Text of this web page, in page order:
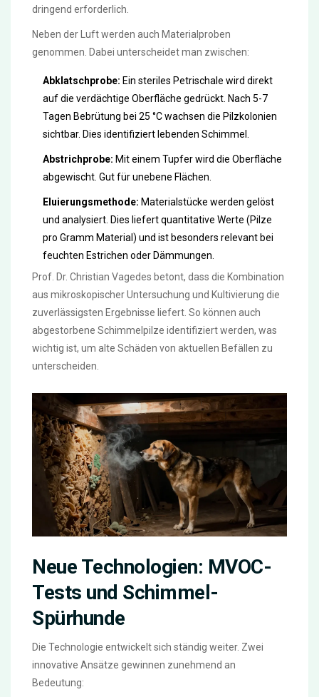
dringend erforderlich.
Neben der Luft werden auch Materialproben
genommen. Dabei unterscheidet man zwischen:
Abklatschprobe: Ein steriles Petrischale wird direkt
auf die verdächtige Oberfläche gedrückt. Nach 5-7
Tagen Bebrütung bei 25 °C wachsen die Pilzkolonien
sichtbar. Dies identifiziert lebenden Schimmel.
Abstrichprobe: Mit einem Tupfer wird die Oberfläche
abgewischt. Gut für unebene Flächen.
Eluierungsmethode: Materialstücke werden gelöst
und analysiert. Dies liefert quantitative Werte (Pilze
pro Gramm Material) und ist besonders relevant bei
feuchten Estrichen oder Dämmungen.
Prof. Dr. Christian Vagedes betont, dass die Kombination
aus mikroskopischer Untersuchung und Kultivierung die
zuverlässigsten Ergebnisse liefert. So können auch
abgestorbene Schimmelpilze identifiziert werden, was
wichtig ist, um alte Schäden von aktuellen Befällen zu
unterscheiden.
Neue Technologien: MVOC-
Tests und Schimmel-
Spürhunde
Die Technologie entwickelt sich ständig weiter. Zwei
innovative Ansätze gewinnen zunehmend an
Bedeutung: